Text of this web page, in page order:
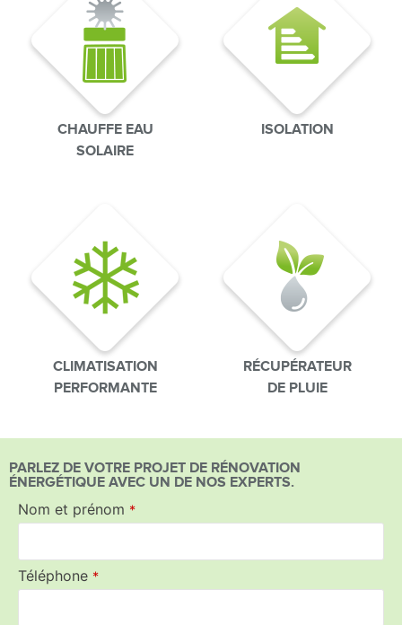
CHAUFFE EAU
SOLAIRE
ISOLATION
CLIMATISATION
PERFORMANTE
RÉCUPÉRATEUR
DE PLUIE
PARLEZ DE VOTRE PROJET DE RÉNOVATION
ÉNERGÉTIQUE AVEC UN DE NOS EXPERTS.
Nom et prénom *
Téléphone *